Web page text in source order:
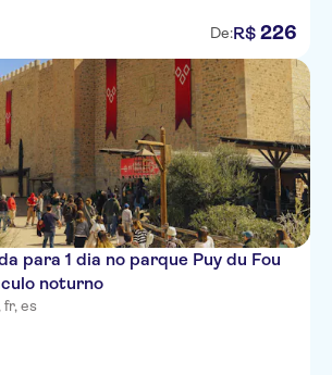
De:R$ 226
para 1 dia no parque Puy du Fou
noturno
fr, es